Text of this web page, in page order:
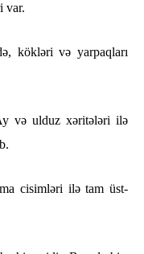
var.
kökləri və yarpaqları
və ulduz xəritələri ilə
cisimləri ilə tam üst-